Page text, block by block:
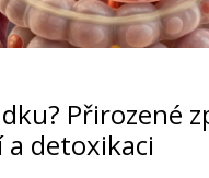
Přirozené
detoxikaci